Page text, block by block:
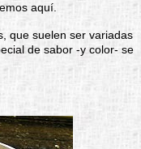
aquí.
que suelen ser variadas
de sabor -y color- se